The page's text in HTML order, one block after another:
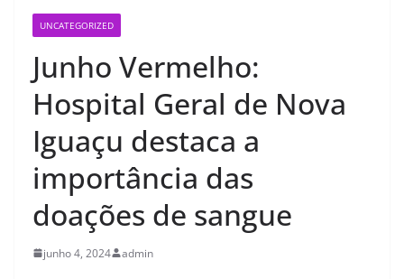
UNCATEGORIZED
Junho Vermelho:
Hospital Geral de Nova
Iguaçu destaca a
importância das
doações de sangue
junho 4, 2024 admin